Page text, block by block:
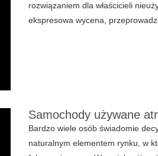
rozwiązaniem dla właścicieli
ekspresowa wycena,
Samochody używane
Bardzo wiele osób świadomie
naturalnym elementem rynku, w